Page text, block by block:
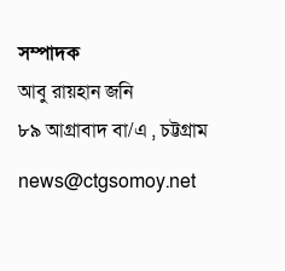
সম্পাদক
আবু রায়হান জনি
৮৯ আগ্রাবাদ বা/এ , চট্টগ্রাম
news@ctgsomoy.net